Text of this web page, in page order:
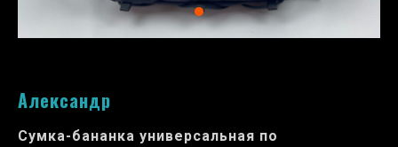
Александр
Сумка-бананка универсальная по